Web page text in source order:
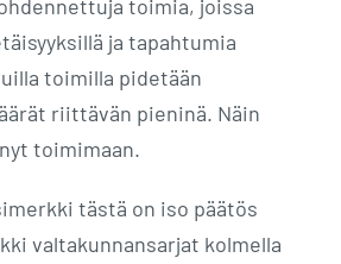
toimia, joissa
ja tapahtumia
toimilla pidetään
riittävän pieninä. Näin
toimimaan.
tästä on iso päätös
valtakunnansarjat kolmella